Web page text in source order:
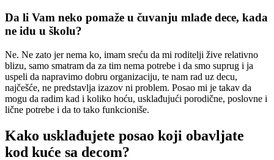
Da li Vam neko pomaže u čuvanju mlađe dece, kada
ne idu u školu?
Ne. Ne zato jer nema ko, imam sreću da mi roditelji žive relativno
blizu, samo smatram da za tim nema potrebe i da smo suprug i ja
uspeli da napravimo dobru organizaciju, te nam rad uz decu,
najčešće, ne predstavlja izazov ni problem. Posao mi je takav da
mogu da radim kad i koliko hoću, usklađujući porodične, poslovne i
lične potrebe i da to tako funkcioniše.
Kako usklađujete posao koji obavljate
kod kuće sa decom?